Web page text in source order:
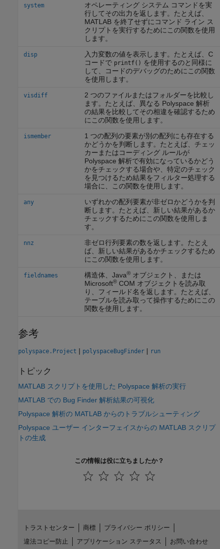
system
オペレーティング システム コマンドを実
行してその出力を返します。たとえば、
MATLAB を終了せずにコマンド ライン ス
クリプトを実行するためにこの関数を使用
します。
disp
入力変数の値を表示します。たとえば、C
コードで printf() を使用するのと同様に
して、コードのデバッグのためにこの関数
を使用します。
visdiff
2 つのファイルまたはフォルダーを比較し
ます。たとえば、異なる Polyspace 解析
の結果を比較してその相違を確認するため
にこの関数を使用します。
ismember
1 つの配列の要素が別の配列にも存在する
かどうかを判断します。たとえば、チェッ
カーまたはコーディング ルールが
Polyspace 解析で有効になっているかどう
かをチェックする場合や、特定のチェック
を見つけるため結果をフィルター処理する
場合に、この関数を使用します。
any
いずれかの配列要素が非ゼロかどうかを判
断します。たとえば、新しい結果があるか
チェックするためにこの関数を使用しま
す。
nnz
非ゼロ行列要素の数を返します。たとえ
ば、新しい結果があるかチェックするため
にこの関数を使用します。
fieldnames 構造体、Java®オブジェクト、または
Microsoft®COM オブジェクトを読み取
り、フィールド名を返します。たとえば、
テーブルを読み取って操作するためにこの
関数を使用します。
参考
polyspace.Project | polyspaceBugFinder | run
トピック
MATLAB スクリプトを使用した Polyspace 解析の実行
MATLAB での Bug Finder 解析結果の可視化
Polyspace 解析の MATLAB からのトラブルシューティング
Polyspace ユーザー インターフェイスからの MATLAB スクリプ
トの生成
この情報は役に立ちましたか？
トラストセンター 商標
プライバシー ポリシー
違法コピー防止
アプリケーション ステータス お問い合わせ